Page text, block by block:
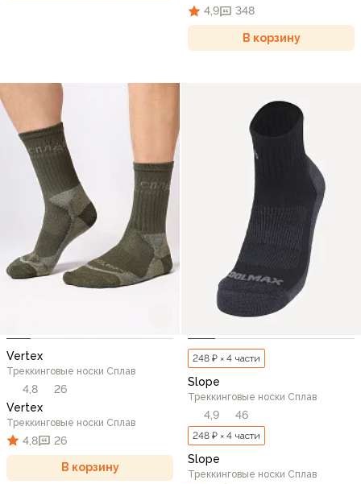
4,9 348
В корзину
Vertex
Треккинговые носки Сплав
4,8
26
Vertex
Треккинговые носки Сплав
4,8 26
В корзину
248 ₽ × 4 части
Slope
Треккинговые носки Сплав
4,9 46
248 ₽ × 4 части
Slope
Треккинговые носки Сплав